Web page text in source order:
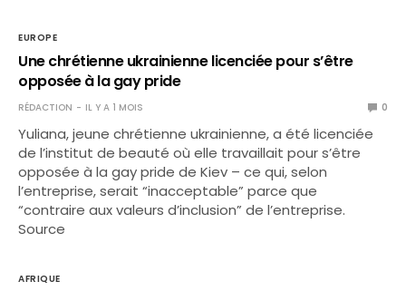
EUROPE
Une chrétienne ukrainienne licenciée pour s’être
opposée à la gay pride
RÉDACTION IL Y A 1 MOIS 0
Yuliana, jeune chrétienne ukrainienne, a été licenciée
de l’institut de beauté où elle travaillait pour s’être
opposée à la gay pride de Kiev – ce qui, selon
l’entreprise, serait “inacceptable” parce que
“contraire aux valeurs d’inclusion” de l’entreprise.
Source
AFRIQUE